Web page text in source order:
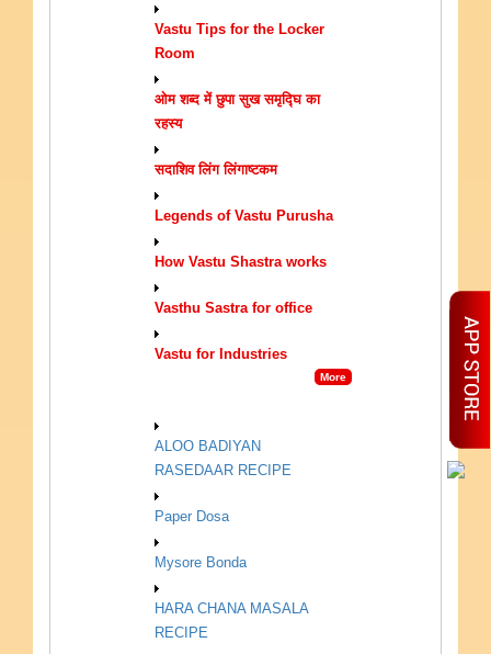
Vastu Tips for the Locker
Room
ओम शब्द में छुपा सुख समृद्घि का
रहस्य
सदाशिव लिंग लिंगाष्टकम
Legends of Vastu Purusha
How Vastu Shastra works
Vasthu Sastra for office
Vastu for Industries
More
ALOO BADIYAN
RASEDAAR RECIPE
Paper Dosa
Mysore Bonda
HARA CHANA MASALA
RECIPE